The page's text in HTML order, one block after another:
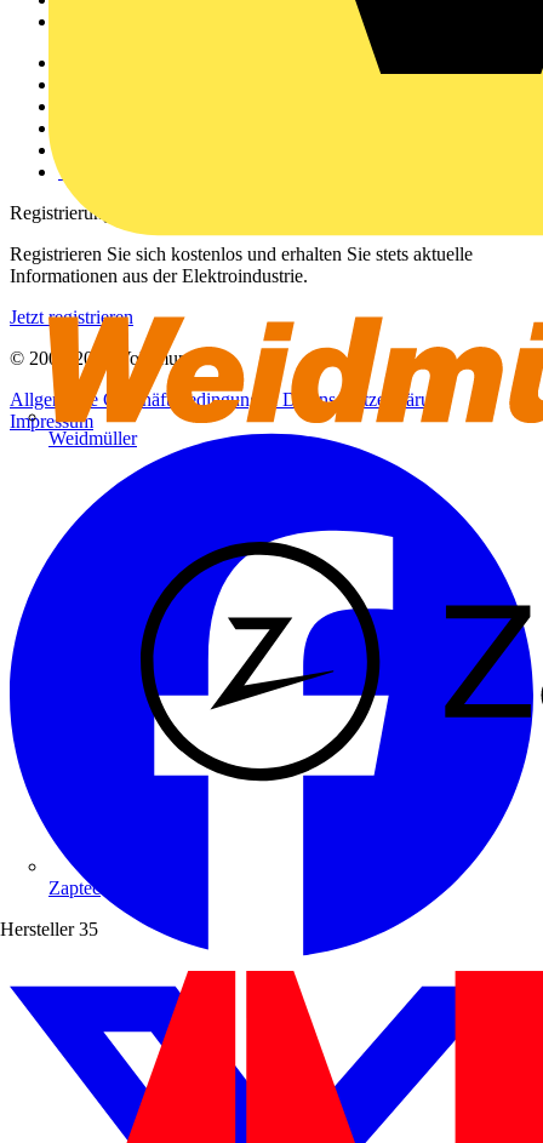
Weidmüller
Zaptec
Hersteller 35
voltimum.com
Registrierung
Registrieren Sie sich kostenlos und erhalten Sie stets aktuelle
Informationen aus der Elektroindustrie.
Jetzt registrieren
© 2002-
2026
Voltimum
Allgemeine GeschäftsbedingungenDatenschutzerklärung
Impressum